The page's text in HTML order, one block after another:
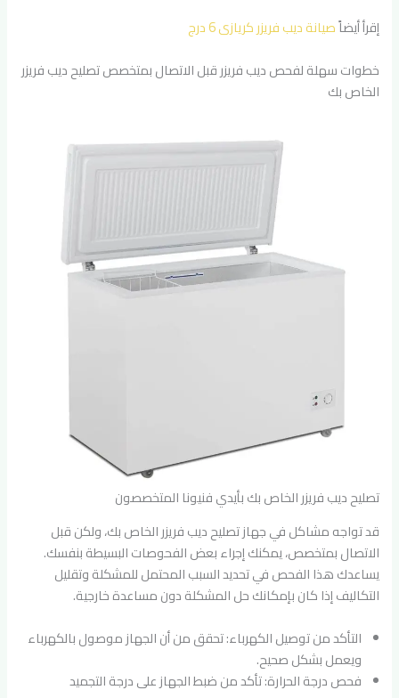
إقرأ أيضاًصيانة ديب فريزر كريازى 6 درج
خطوات سهلة لفحص ديب فريزر قبل الاتصال بمتخصص تصليح ديب فريزر
الخاص بك
تصليح ديب فريزر الخاص بك بأيدي فنيونا المتخصصون
قد تواجه مشاكل في جهاز تصليح ديب فريزر الخاص بك، ولكن قبل
الاتصال بمتخصص، يمكنك إجراء بعض الفحوصات البسيطة بنفسك.
يساعدك هذا الفحص في تحديد السبب المحتمل للمشكلة وتقليل
التكاليف إذا كان بإمكانك حل المشكلة دون مساعدة خارجية.
التأكد من توصيل الكهرباء: تحقق من أن الجهاز موصول بالكهرباء
ويعمل بشكل صحيح.
فحص درجة الحرارة: تأكد من ضبط الجهاز على درجة التجميد